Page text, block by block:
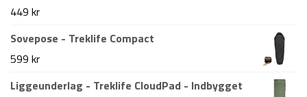
449 kr
Sovepose - Treklife Compact
599 kr
Liggeunderlag - Treklife CloudPad - Indbygget